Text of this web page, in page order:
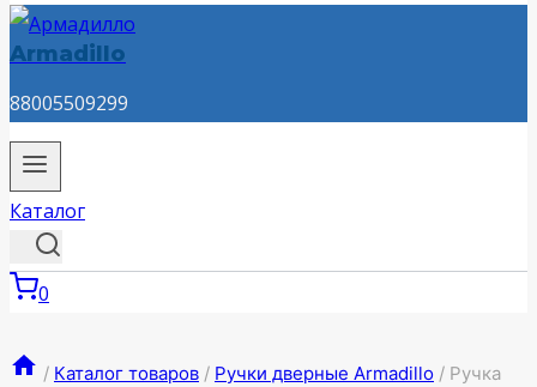
Armadillo
88005509299
Каталог
0
/ Каталог товаров / Ручки дверные Armadillo / Ручка